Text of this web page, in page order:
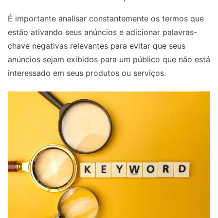
É importante analisar constantemente os termos que
estão ativando seus anúncios e adicionar palavras-
chave negativas relevantes para evitar que seus
anúncios sejam exibidos para um público que não está
interessado em seus produtos ou serviços.